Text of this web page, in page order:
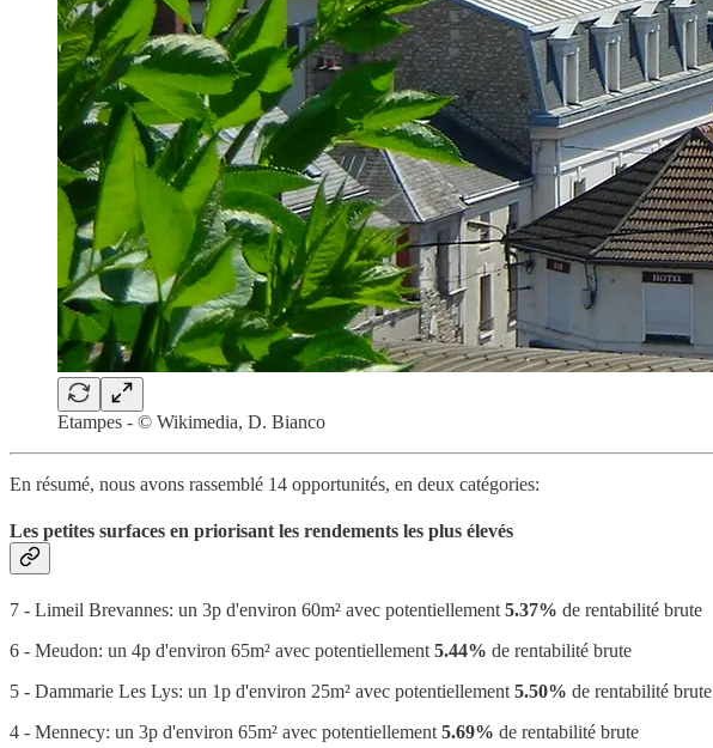
Etampes - © Wikimedia, D. Bianco
En résumé, nous avons rassemblé 14 opportunités, en deux catégories:
Les petites surfaces en priorisant les rendements les plus élevés
7 - Limeil Brevannes: un 3p d'environ 60m² avec potentiellement 5.37% de rentabilité brute
6 - Meudon: un 4p d'environ 65m² avec potentiellement 5.44% de rentabilité brute
5 - Dammarie Les Lys: un 1p d'environ 25m² avec potentiellement 5.50% de rentabilité brute
4 - Mennecy: un 3p d'environ 65m² avec potentiellement 5.69% de rentabilité brute